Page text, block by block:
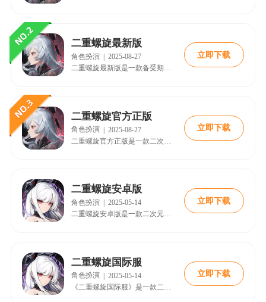
二重螺旋最新版
角色扮演
2025-08-27
二重螺旋最新版是一款备受期待的二次元开放世界手游，其原创丰富的故事背景和独特的角色设计，为玩家带来了全新的游戏体验。在游戏中，玩家可以召唤众多不同的英雄角色。
立即下载
二重螺旋官方正版
角色扮演 | 2025-08-27
立即下载
二重螺旋安卓版
角色扮演
2025-05-14
二重螺旋安卓版是一款二次元美少女动作射击割草游戏，游戏以「多维武器组合×立体战斗」为核心玩法，通过双视角的方式讲述了一个关于「恶魔」的故事。
立即下载
二重螺旋国际服
角色扮演 | 2025-05-14
立即下载